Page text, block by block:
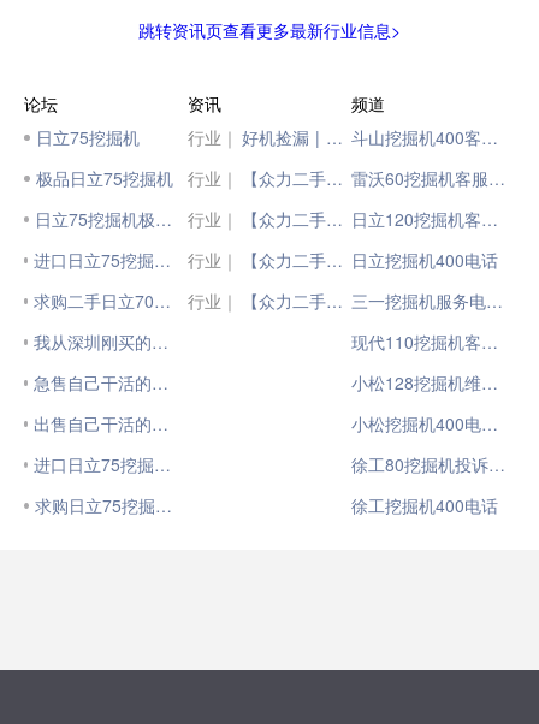
跳转资讯页查看更多最新行业信息>
论坛
日立75挖掘机
极品日立75挖掘机
日立75挖掘机极品小车
进口日立75挖掘机低价急售
求购二手日立70，75挖掘机
我从深圳刚买的日立75挖掘机
急售自己干活的日立75挖掘机
出售自己干活的日立75挖掘机
进口日立75挖掘机有没有行走开关
求购日立75挖掘机燃油箱
资讯
行业｜
好机捡漏 | 抢二手好机，上柳工二手汇！
行业｜
【众力二手机】117小时国四SY75
行业｜
【众力二手机】901小时国四SY75
行业｜
【众力二手机】390小时国四SY75
行业｜
【众力二手机】310小时国四SY75试用机
频道
斗山挖掘机400客服电话
雷沃60挖掘机客服电话
日立120挖掘机客服电话
日立挖掘机400电话
三一挖掘机服务电话400
现代110挖掘机客服电话
小松128挖掘机维修电话
小松挖掘机400电话号码
徐工80挖掘机投诉电话
徐工挖掘机400电话